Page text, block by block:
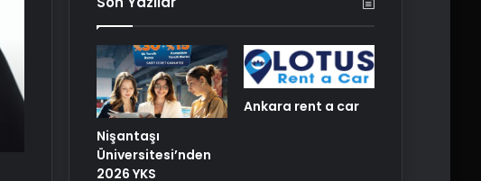
Nişantaşı
Üniversitesi’nden
2026 YKS
Ankara rent a car